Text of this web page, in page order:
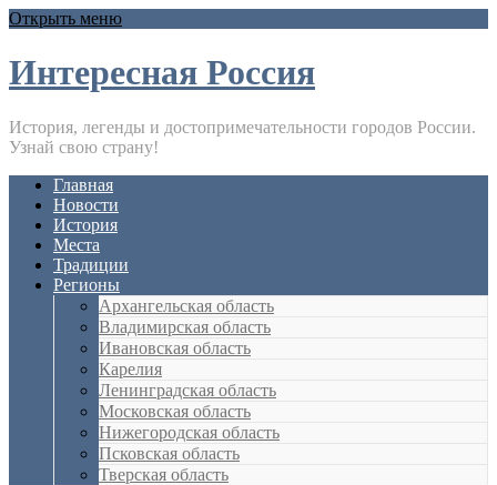
Открыть меню
Интересная Россия
История, легенды и достопримечательности городов России.
Узнай свою страну!
Главная
Новости
История
Места
Традиции
Регионы
Архангельская область
Владимирская область
Ивановская область
Карелия
Ленинградская область
Московская область
Нижегородская область
Псковская область
Тверская область